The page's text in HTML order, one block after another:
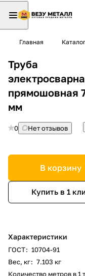
Главная
Труба
прямошовная
мм
0 Нет отзывов
В корзину
Купить в 1
Характеристики
ГОСТ: 10704-91
Вес, кг: 7.103 кг
Количество метров в 1